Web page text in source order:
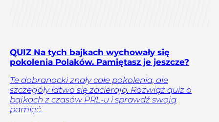
QUIZ Na tych bajkach wychowały się
pokolenia Polaków. Pamiętasz je jeszcze?
Te dobranocki znały całe pokolenia, ale
szczegóły łatwo się zacierają. Rozwiąż quiz o
bajkach z czasów PRL-u i sprawdź swoją
pamięć.